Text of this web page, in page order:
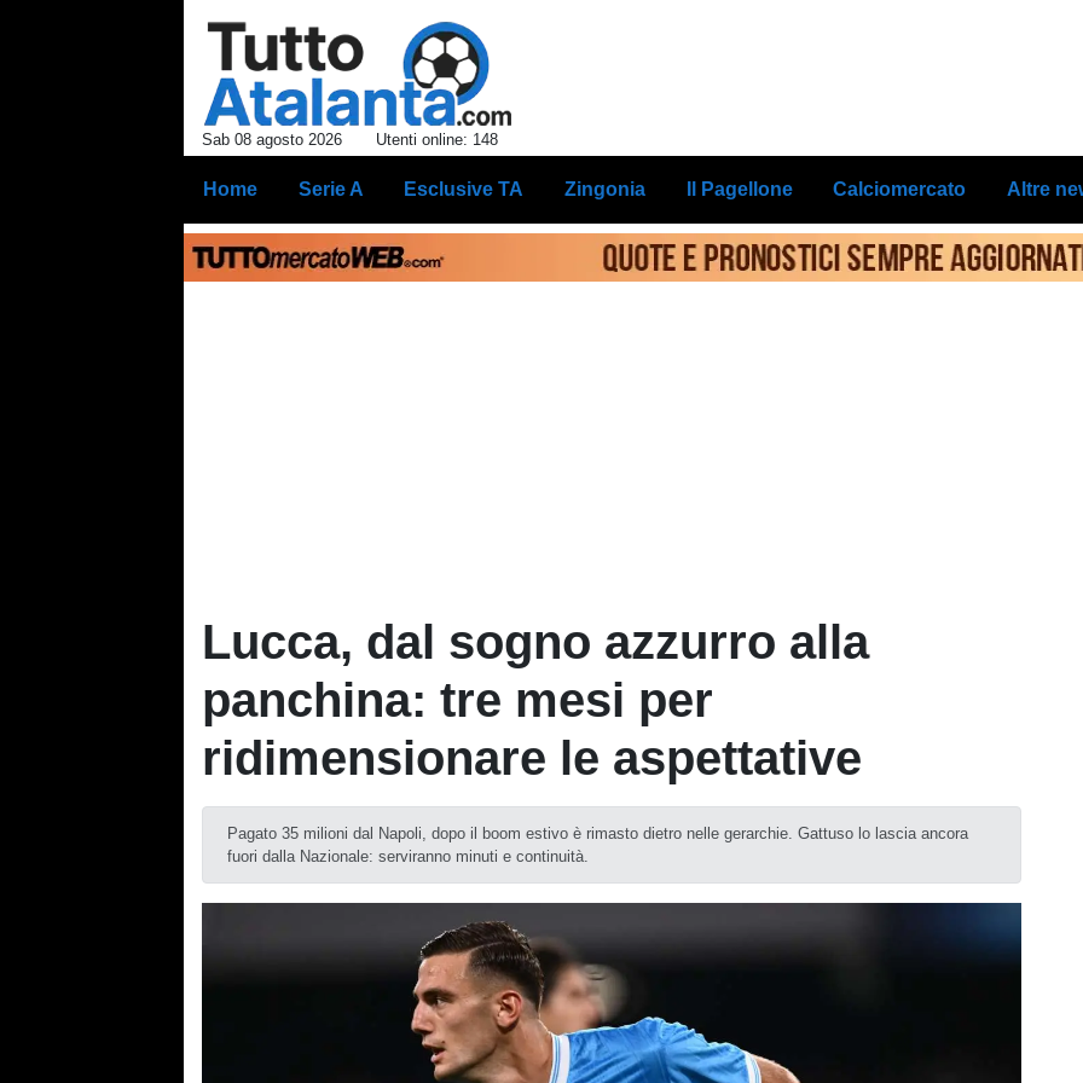
Sab 08 agosto 2026 Utenti online: 148
Home Serie A Esclusive TA Zingonia Il Pagellone Calciomercato Altre
Lucca, dal sogno azzurro alla
panchina: tre mesi per
ridimensionare le aspettative
Pagato 35 milioni dal Napoli, dopo il boom estivo è rimasto dietro nelle gerarchie. Gattuso lo lascia ancora
fuori dalla Nazionale: serviranno minuti e continuità.